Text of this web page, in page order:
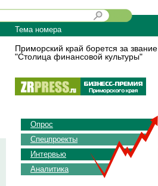
Тема номера
Приморский край борется за звание
"Столица финансовой культуры"
Опрос
Спецпроекты
Интервью
Аналитика